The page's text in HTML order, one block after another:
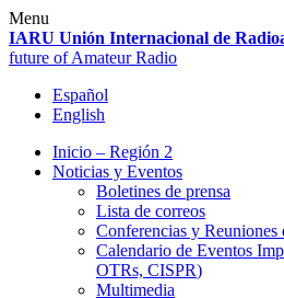
Skip
to
content
Menu
IARU Unión Internacional de
future of Amateur Radio
Español
English
Inicio – Región 2
Noticias y Eventos
Boletines de prensa
Lista de correos
Conferencias y Reuniones
Calendario de Eventos
OTRs, CISPR)
Multimedia